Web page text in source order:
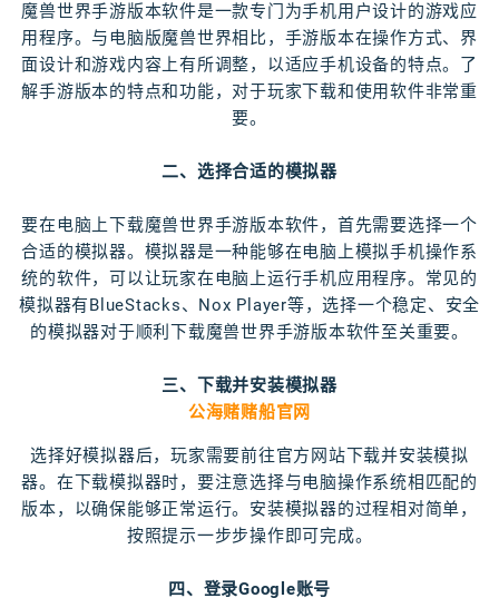
魔兽世界手游版本软件是一款专门为手机用户设计的游戏应
用程序。与电脑版魔兽世界相比，手游版本在操作方式、界
面设计和游戏内容上有所调整，以适应手机设备的特点。了
解手游版本的特点和功能，对于玩家下载和使用软件非常重
要。
二、选择合适的模拟器
要在电脑上下载魔兽世界手游版本软件，首先需要选择一个
合适的模拟器。模拟器是一种能够在电脑上模拟手机操作系
统的软件，可以让玩家在电脑上运行手机应用程序。常见的
模拟器有BlueStacks、Nox Player等，选择一个稳定、安全
的模拟器对于顺利下载魔兽世界手游版本软件至关重要。
三、下载并安装模拟器
公海赌赌船官网
选择好模拟器后，玩家需要前往官方网站下载并安装模拟
器。在下载模拟器时，要注意选择与电脑操作系统相匹配的
版本，以确保能够正常运行。安装模拟器的过程相对简单，
按照提示一步步操作即可完成。
四、登录Google账号